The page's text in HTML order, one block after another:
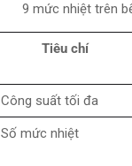
9 mức nhiệt trên
Tiêu chí
Công suất tối đa
Số mức nhiệt